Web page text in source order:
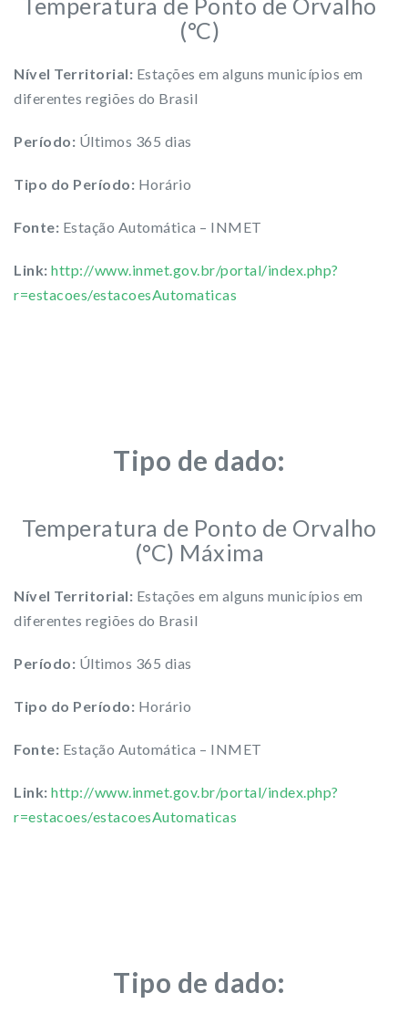
Temperatura de Ponto de Orvalho
(°C)
Nível Territorial: Estações em alguns municípios em
diferentes regiões do Brasil
Período: Últimos 365 dias
Tipo do Período: Horário
Fonte: Estação Automática – INMET
Link: http://www.inmet.gov.br/portal/index.php?
r=estacoes/estacoesAutomaticas
Tipo de dado:
Temperatura de Ponto de Orvalho
(°C) Máxima
Nível Territorial: Estações em alguns municípios em
diferentes regiões do Brasil
Período: Últimos 365 dias
Tipo do Período: Horário
Fonte: Estação Automática – INMET
Link: http://www.inmet.gov.br/portal/index.php?
r=estacoes/estacoesAutomaticas
Tipo de dado: